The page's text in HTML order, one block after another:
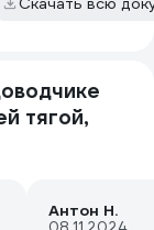
тягой,
Антон Н.